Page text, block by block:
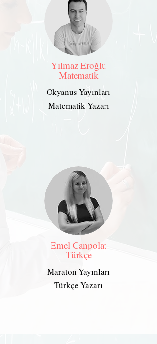
Yılmaz Eroğlu
Matematik
Okyanus Yayınları
Matematik Yazarı
Emel Canpolat
Türkçe
Maraton Yayınları
Türkçe Yazarı